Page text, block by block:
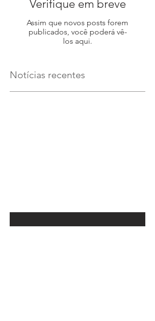
Verifique em breve
Assim que novos posts forem
publicados, você poderá vê-
los aqui.
Notícias recentes